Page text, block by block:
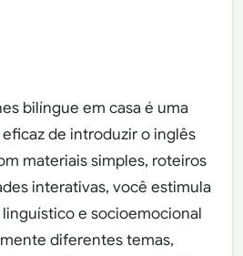
bilíngue em casa é uma
de introduzir o inglês
materiais simples, roteiros
interativas, você estimula
e socioemocional
diferentes temas,